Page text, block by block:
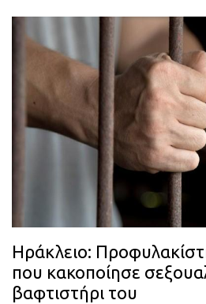
Ηράκλειο:
που κακοποίησε
βαφτιστήρι του